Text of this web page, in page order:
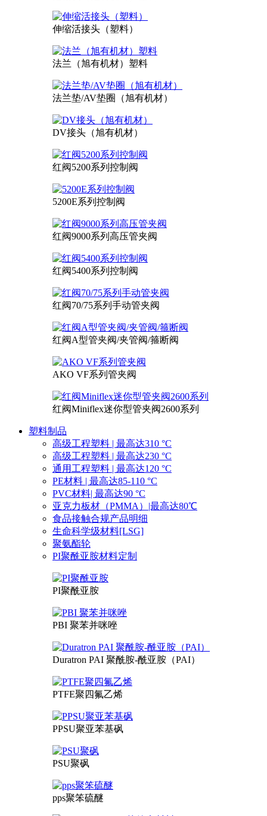
伸缩活接头（塑料）
法兰（旭有机材）塑料
法兰垫/AV垫圈（旭有机材）
DV接头（旭有机材）
红阀5200系列控制阀
5200E系列控制阀
红阀9000系列高压管夹阀
红阀5400系列控制阀
红阀70/75系列手动管夹阀
红阀A型管夹阀/夹管阀/箍断阀
AKO VF系列管夹阀
红阀Miniflex迷你型管夹阀2600系列
塑料制品
高级工程塑料 | 最高达310 °C
高级工程塑料 | 最高达230 °C
通用工程塑料 | 最高达120 °C
PE材料 | 最高达85-110 °C
PVC材料| 最高达90 °C
亚克力板材（PMMA）|最高达80℃
食品接触合规产品明细
生命科学级材料[LSG]
聚氨酯轮
PI聚酰亚胺材料定制
PI聚酰亚胺
PBI 聚苯并咪唑
Duratron PAI 聚酰胺-酰亚胺（PAI）
PTFE聚四氟乙烯
PPSU聚亚苯基砜
PSU聚砜
pps聚笨硫醚